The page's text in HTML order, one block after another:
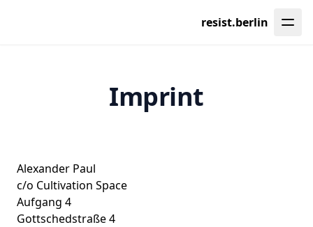
resist.berlin
Imprint
Alexander Paul
c/o Cultivation Space
Aufgang 4
Gottschedstraße 4